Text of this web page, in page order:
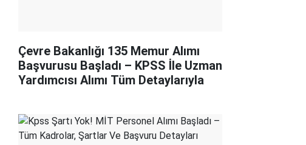
Çevre Bakanlığı 135 Memur Alımı
Başvurusu Başladı – KPSS İle Uzman
Yardımcısı Alımı Tüm Detaylarıyla